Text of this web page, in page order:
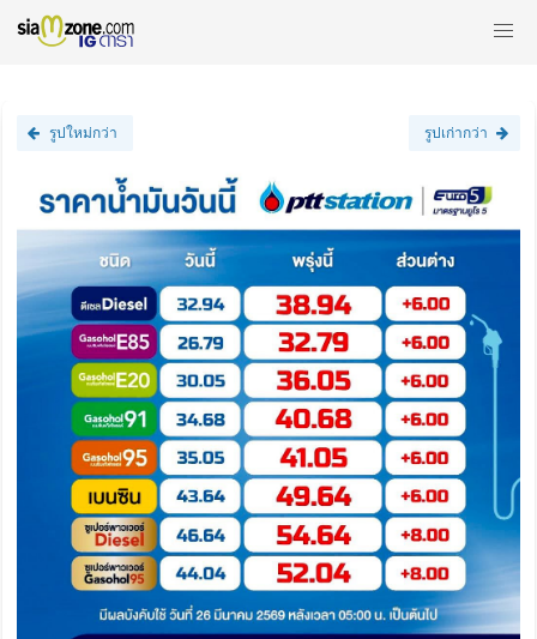
รูปใหม่กว่า รูปเก่ากว่า